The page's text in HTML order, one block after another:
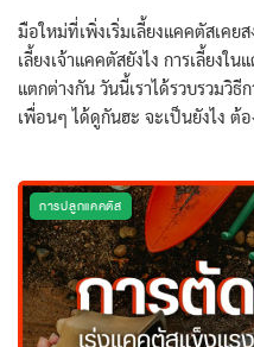
มือใหม่ที่เพิ่งเริ่มเลี้ยงแคคตัสเคย
เลี้ยงเจ้าแคคตัสยังไง การเลี้ยงใ
แตกต่างกัน วันนี้เราได้รวบรวมวิธี
เพื่อนๆ ได้ดูกันฮะ จะเป็นยังไง ต้
การปลูกแคคตัส